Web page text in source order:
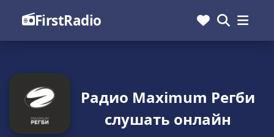
FirstRadio
Радио Maximum Регби
слушать онлайн